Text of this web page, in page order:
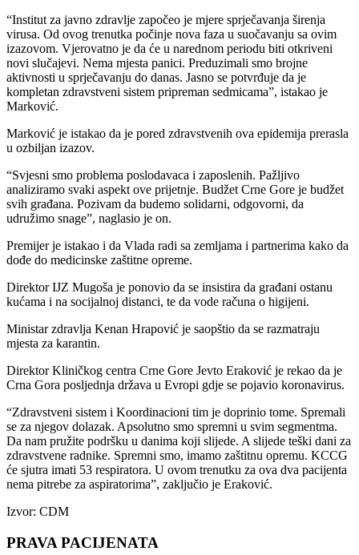
“Institut za javno zdravlje započeo je mjere sprječavanja širenja
virusa. Od ovog trenutka počinje nova faza u suočavanju sa ovim
izazovom. Vjerovatno je da će u narednom periodu biti otkriveni
novi slučajevi. Nema mjesta panici. Preduzimali smo brojne
aktivnosti u sprječavanju do danas. Jasno se potvrđuje da je
kompletan zdravstveni sistem pripreman sedmicama”, istakao je
Marković.
Marković je istakao da je pored zdravstvenih ova epidemija prerasla
u ozbiljan izazov.
“Svjesni smo problema poslodavaca i zaposlenih. Pažljivo
analiziramo svaki aspekt ove prijetnje. Budžet Crne Gore je budžet
svih građana. Pozivam da budemo solidarni, odgovorni, da
udružimo snage”, naglasio je on.
Premijer je istakao i da Vlada radi sa zemljama i partnerima kako da
dođe do medicinske zaštitne opreme.
Direktor IJZ Mugoša je ponovio da se insistira da građani ostanu
kućama i na socijalnoj distanci, te da vode računa o higijeni.
Ministar zdravlja Kenan Hrapović je saopštio da se razmatraju
mjesta za karantin.
Direktor Kliničkog centra Crne Gore Jevto Eraković je rekao da je
Crna Gora posljednja država u Evropi gdje se pojavio koronavirus.
“Zdravstveni sistem i Koordinacioni tim je doprinio tome. Spremali
se za njegov dolazak. Apsolutno smo spremni u svim segmentma.
Da nam pružite podršku u danima koji slijede. A slijede teški dani za
zdravstvene radnike. Spremni smo, imamo zaštitnu opremu. KCCG
će sjutra imati 53 respiratora. U ovom trenutku za ova dva pacijenta
nema pitrebe za aspiratorima”, zaključio je Eraković.
Izvor: CDM
PRAVA PACIJENATA